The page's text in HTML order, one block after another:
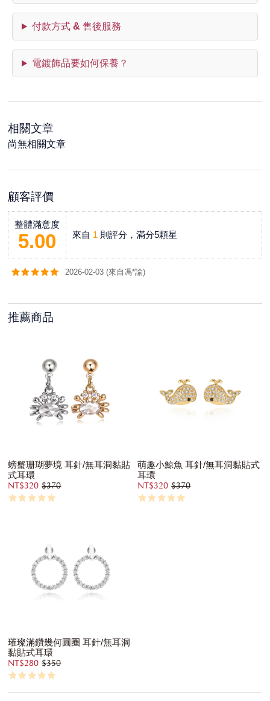
付款方式 & 售後服務
電鍍飾品要如何保養？
相關文章
尚無相關文章
顧客評價
整體滿意度
5.00 來自 1 則評分，滿分5顆星
2026-02-03 (來自馮*諭)
推薦商品
螃蟹珊瑚夢境 耳針/無耳洞黏貼
式耳環
NT$320 $370
萌趣小鯨魚 耳針/無耳洞黏貼式
耳環
NT$320 $370
璀璨滿鑽幾何圓圈 耳針/無耳洞
黏貼式耳環
NT$280 $350